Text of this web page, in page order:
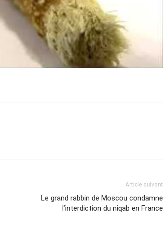
Article suivant
Le grand rabbin de Moscou condamne
l’interdiction du niqab en France